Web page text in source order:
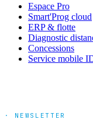
Espace Pro
Smart'Prog cloud
ERP & flotte
Diagnostic
Concessions
Service mobile
· NEWSLETTER